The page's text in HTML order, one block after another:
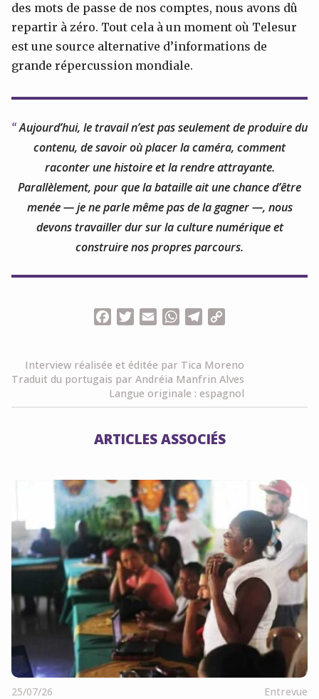
des mots de passe de nos comptes, nous avons dû
repartir à zéro. Tout cela à un moment où Telesur
est une source alternative d’informations de
grande répercussion mondiale.
Aujourd’hui, le travail n’est pas seulement de produire du
contenu, de savoir où placer la caméra, comment
raconter une histoire et la rendre attrayante.
Parallèlement, pour que la bataille ait une chance d’être
menée — je ne parle même pas de la gagner —, nous
devons travailler dur sur la culture numérique et
construire nos propres parcours.
FacebookTwitterEmailWhatsApp
Telegram
Interview réalisée et éditée par Tica Moreno
Traduit du portugais par Andréia Manfrin Alves
Langue originale : espagnol
ARTICLES ASSOCIÉS
25/07/26 Entrevue